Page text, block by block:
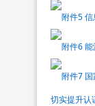
附件5
附件6
附件7
切实提升认